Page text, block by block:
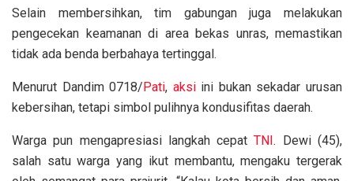
Selain membersihkan, tim gabungan juga melakukan
pengecekan keamanan di area bekas unras, memastikan
tidak ada benda berbahaya tertinggal.
Menurut Dandim 0718/Pati, aksiini bukan sekadar urusan
kebersihan, tetapi simbol pulihnya kondusifitas daerah.
Warga pun mengapresiasi langkah cepatTNI. Dewi (45),
salah satu warga yang ikut membantu, mengaku tergerak